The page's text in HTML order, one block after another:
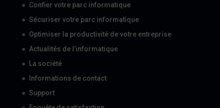
Confier votre parc informatique
Sécuriser votre parc informatique
Optimiser la productivité de votre entreprise
Actualités de l’informatique
La société
Informations de contact
Support